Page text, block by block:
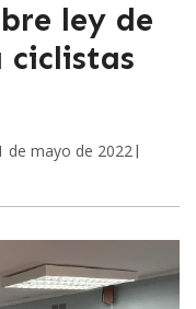
ley de
ciclistas
de mayo de 2022